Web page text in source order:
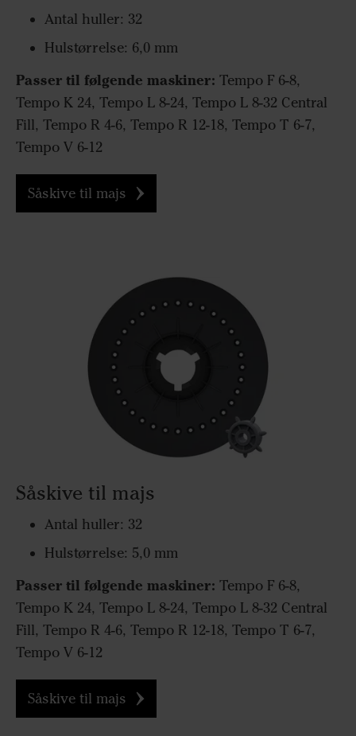
Antal huller: 32
Hulstørrelse: 6,0 mm
Passer til følgende maskiner: Tempo F 6-8,
Tempo K 24, Tempo L 8-24, Tempo L 8-32 Central
Fill, Tempo R 4-6, Tempo R 12-18, Tempo T 6-7,
Tempo V 6-12
Såskive til majs
Såskive til majs
Antal huller: 32
Hulstørrelse: 5,0 mm
Passer til følgende maskiner: Tempo F 6-8,
Tempo K 24, Tempo L 8-24, Tempo L 8-32 Central
Fill, Tempo R 4-6, Tempo R 12-18, Tempo T 6-7,
Tempo V 6-12
Såskive til majs